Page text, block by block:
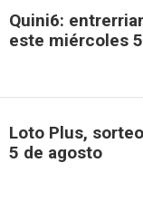
a
b
d
Quini6:
este miércoles
Loto Plus,
5 de agosto